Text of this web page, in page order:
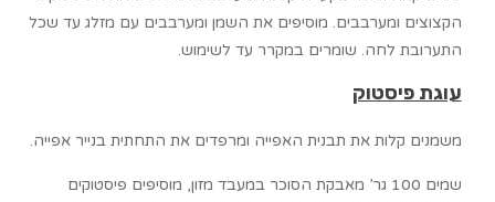
הקצוצים ומערבבים. מוסיפים את השמן ומערבבים עם מזלג עד שכל
התערובת לחה. שומרים במקרר עד לשימוש.
עוגת פיסטוק
משמנים קלות את תבנית האפייה ומרפדים את התחתית בנייר אפייה.
שמים 100 גר’ מאבקת הסוכר במעבד מזון, מוסיפים פיסטוקים